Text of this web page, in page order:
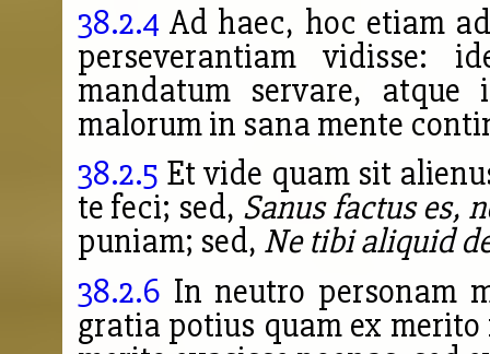
38.2.4 Ad haec, hoc etiam
perseverantiam vidisse:
mandatum servare,
malorum in sana mente
38.2.5 Et vide quam sit
te feci; sed, Sanus factus es,
puniam; sed, Ne tibi aliquid
38.2.6 In neutro personam
gratia potius quam ex